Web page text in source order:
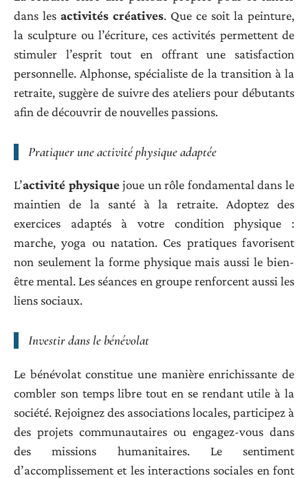
dans les activités créatives. Que ce soit la peinture,
la sculpture ou l’écriture, ces activités permettent de
stimuler l’esprit tout en offrant une satisfaction
personnelle. Alphonse, spécialiste de la transition à la
retraite, suggère de suivre des ateliers pour débutants
afin de découvrir de nouvelles passions.
Pratiquer une activité physique adaptée
L’activité physiquejoue un rôle fondamental dans le
maintien de la santé à la retraite. Adoptez des
exercices adaptés à votre condition physique :
marche, yoga ou natation. Ces pratiques favorisent
non seulement la forme physique mais aussi le bien-
être mental. Les séances en groupe renforcent aussi les
liens sociaux.
Investir dans le bénévolat
Le bénévolat constitue une manière enrichissante de
combler son temps libre tout en se rendant utile à la
société. Rejoignez des associations locales, participez à
des projets communautaires ou engagez-vous dans
des missions humanitaires. Le sentiment
d’accomplissement et les interactions sociales en font